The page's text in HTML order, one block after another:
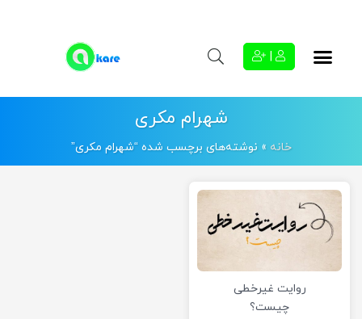
شهرام مکری
خانه » نوشته‌های برچسب شده “شهرام مکری”
روایت غیرخطی
چیست؟